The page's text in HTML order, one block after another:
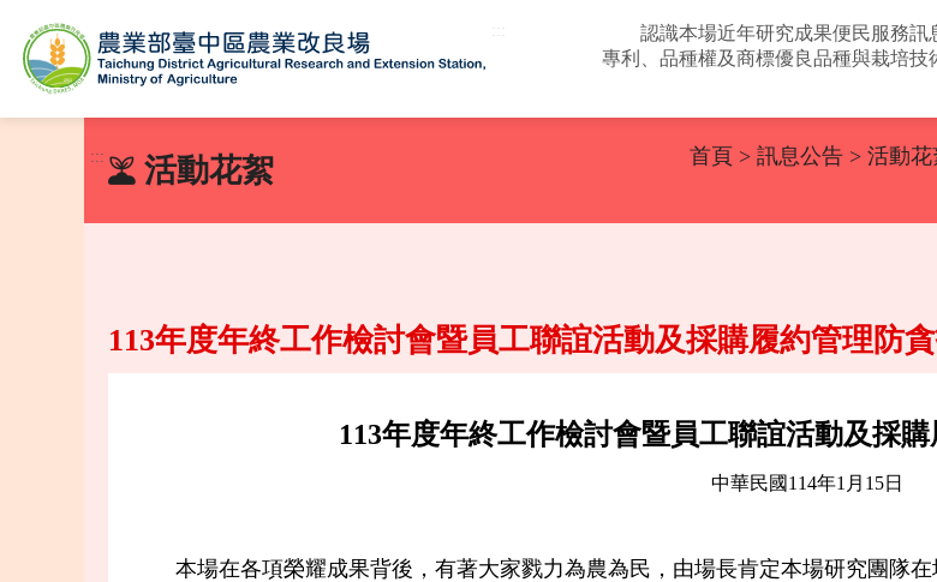
認識本場近年研究成果便民服務訊
專利、品種權及商標優良品種與栽培技
::: 活動花絮 首頁 > 訊息公告> 活動花
113年度年終工作檢討會暨員工聯誼活動及採購履約管理防
113年度年終工作檢討會暨員工聯誼活動及採
中華民國114年1月15日
本場在各項榮耀成果背後，有著大家戮力為農為民，由場長肯定本場研究團隊在